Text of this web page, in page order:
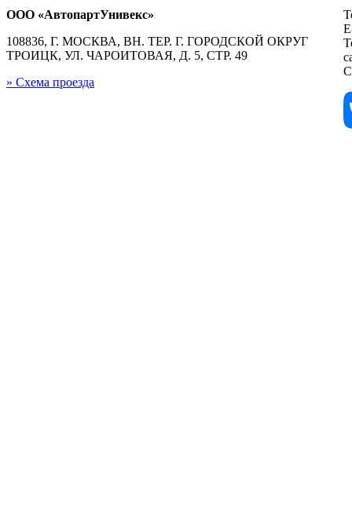
ООО «АвтопартУнивекс»
108836, Г. МОСКВА, ВН. ТЕР. Г. ГОРОДСКОЙ ОКРУГ
ТРОИЦК, УЛ. ЧАРОИТОВАЯ, Д. 5, СТР. 49
» Схема проезда